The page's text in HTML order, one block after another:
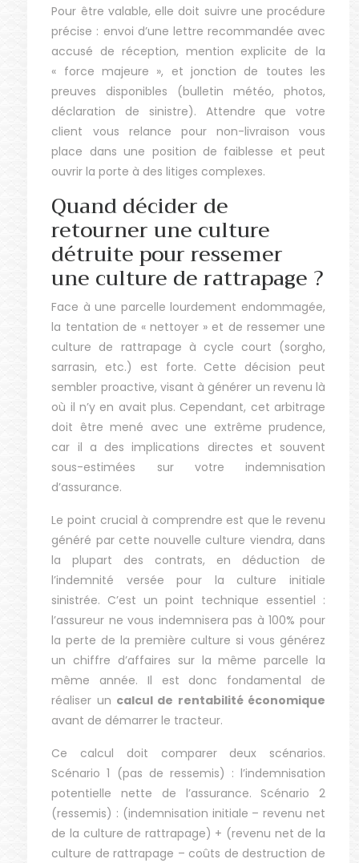
Pour être valable, elle doit suivre une procédure
précise : envoi d’une lettre recommandée avec
accusé de réception, mention explicite de la
« force majeure », et jonction de toutes les
preuves disponibles (bulletin météo, photos,
déclaration de sinistre). Attendre que votre
client vous relance pour non-livraison vous
place dans une position de faiblesse et peut
ouvrir la porte à des litiges complexes.
Quand décider de
retourner une culture
détruite pour ressemer
une culture de rattrapage ?
Face à une parcelle lourdement endommagée,
la tentation de « nettoyer » et de ressemer une
culture de rattrapage à cycle court (sorgho,
sarrasin, etc.) est forte. Cette décision peut
sembler proactive, visant à générer un revenu là
où il n’y en avait plus. Cependant, cet arbitrage
doit être mené avec une extrême prudence,
car il a des implications directes et souvent
sous-estimées sur votre indemnisation
d’assurance.
Le point crucial à comprendre est que le revenu
généré par cette nouvelle culture viendra, dans
la plupart des contrats, en déduction de
l’indemnité versée pour la culture initiale
sinistrée. C’est un point technique essentiel :
l’assureur ne vous indemnisera pas à 100% pour
la perte de la première culture si vous générez
un chiffre d’affaires sur la même parcelle la
même année. Il est donc fondamental de
réaliser un calcul de rentabilité économique
avant de démarrer le tracteur.
Ce calcul doit comparer deux scénarios.
Scénario 1 (pas de ressemis) : l’indemnisation
potentielle nette de l’assurance. Scénario 2
(ressemis) : (indemnisation initiale – revenu net
de la culture de rattrapage) + (revenu net de la
culture de rattrapage – coûts de destruction de